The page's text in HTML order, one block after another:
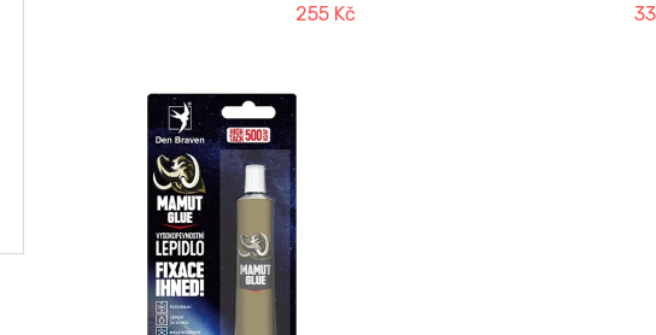
aplikační pistoli. Stačí zmáčknout
červenou spoušť a pohodlně, snadno
255 Kč